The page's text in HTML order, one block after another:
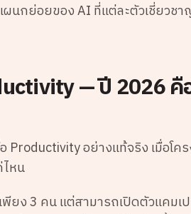
นกย่อยของ AI ที่แต่ละตัวเชี่ยวช
— ปี 2026 คื
Productivity อย่างแท้จริง เมื่อ
ไหน
ยง 3 คน แต่สามารถเปิดตัวแคมเ